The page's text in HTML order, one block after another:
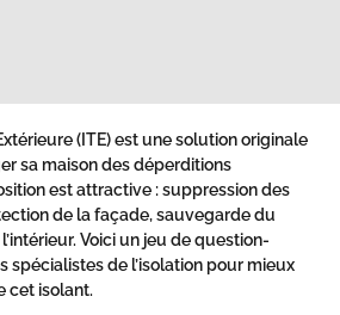
(ITE) est une solution originale
sa maison des déperditions
est attractive : suppression des
de la façade, sauvegarde du
Voici un jeu de question-
spécialistes de l’isolation pour mieux
cet isolant.